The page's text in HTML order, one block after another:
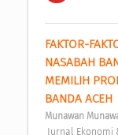
FAKTOR-
NASABAH
MEMILIH
BANDA ACEH
Munawan